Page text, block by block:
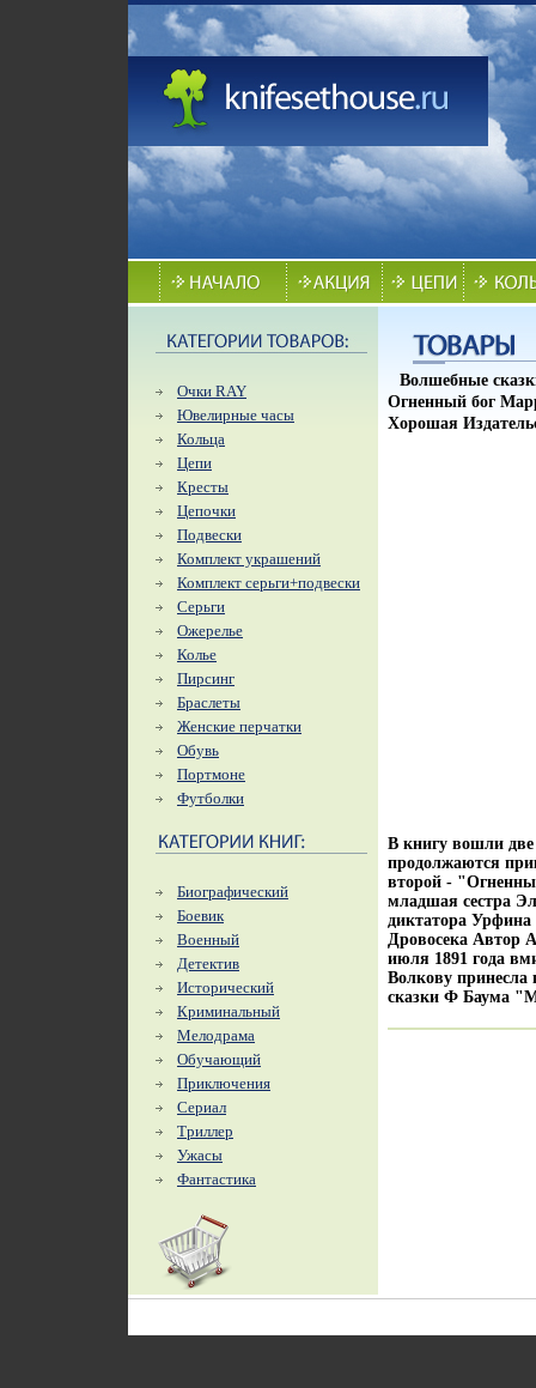
Очки RAY
Ювелирные часы
Кольца
Цепи
Кресты
Цепочки
Подвески
Комплект украшений
Комплект серьги+подвески
Серьги
Ожерелье
Колье
Пирсинг
Браслеты
Женские перчатки
Обувь
Портмоне
Футболки
Биографический
Боевик
Военный
Детектив
Исторический
Криминальный
Мелодрама
Обучающий
Приключения
Сериал
Триллер
Ужасы
Фантастика
Волшебные
Огненный бог
Хорошая
В книгу вошли
продолжаются
второй -
младшая сестра
диктатора
Дровосека Автор
июля 1891 года
Волкову принесла
сказки Ф Баума